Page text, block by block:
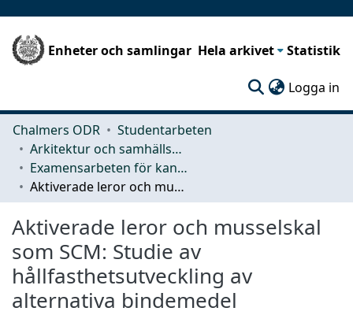
Enheter och samlingar Hela arkivet Statistik
Logga in
Chalmers ODR
Studentarbeten
Arkitektur och samhällsbyggnadsteknik (ACE)
Examensarbeten för kandidatexamen
Aktiverade leror och musselskal som SCM: Studie av hållfasthetsutveckling av alternativa bindemedel
Aktiverade leror och musselskal
som SCM: Studie av
hållfasthetsutveckling av
alternativa bindemedel